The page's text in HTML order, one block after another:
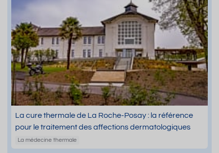
La cure thermale de La Roche-Posay : la référence
pour le traitement des affections dermatologiques
La médecine thermale